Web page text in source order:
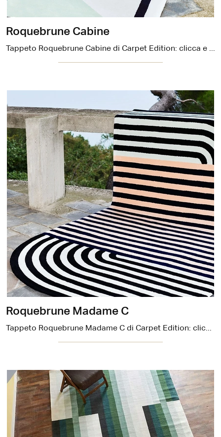
Roquebrune Cabine
Tappeto Roquebrune Cabine di Carpet Edition: clicca e scopri di più sui Complementi e tappeti design in tessuto del noto e conosciuto brand!
Roquebrune Madame C
Tappeto Roquebrune Madame C di Carpet Edition: clicca e ottieni informazioni sui Complementi e tappeti design in tessuto del noto e conosciuto ...